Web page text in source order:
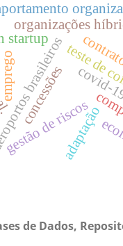
covid-
concessões
brasileiros
organizações
teste de
gestão de riscos
startup
adaptação
emprego
de Dados,